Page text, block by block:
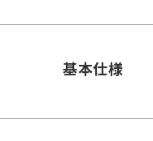
基本仕様